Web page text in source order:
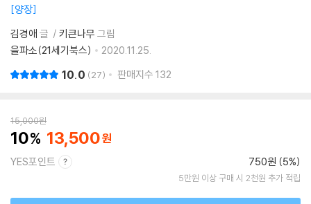
양장
김경애 글 키큰나무 그림
을파소(21세기북스)
2020.11.25.
10.0 27 판매지수 132
15,000원
10 13,500
YES포인트 750원 (5%)
5만원 이상 구매 시 2천원 추가 적립